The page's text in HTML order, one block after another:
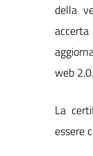
della
web 2.0.
La
essere